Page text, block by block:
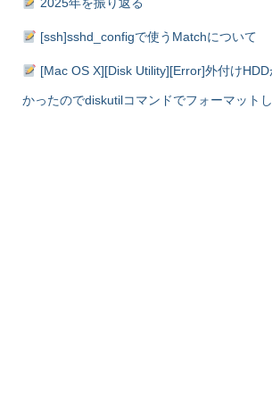
2025年を振り返る
[ssh]sshd_configで使うMatchについて
[Mac OS X][Disk Utility][Error]外付け
かったのでdiskutilコマンドでフォーマット